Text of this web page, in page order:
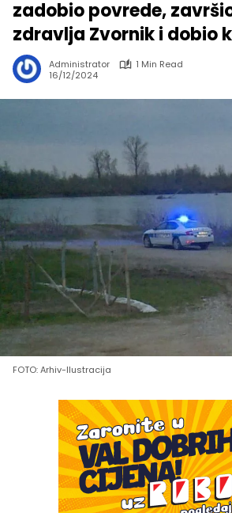
zadobio povrede,
zdravlja Zvornik i dobio
Administrator
1 Min Read
16/12/2024
FOTO: Arhiv-Ilustracija